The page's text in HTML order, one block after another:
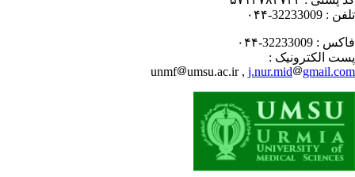
: 32233009-۰۴۴
: 32233009-۰۴۴
الکترونیک :
unmf
umsu.ac.ir ,j.nur.mid